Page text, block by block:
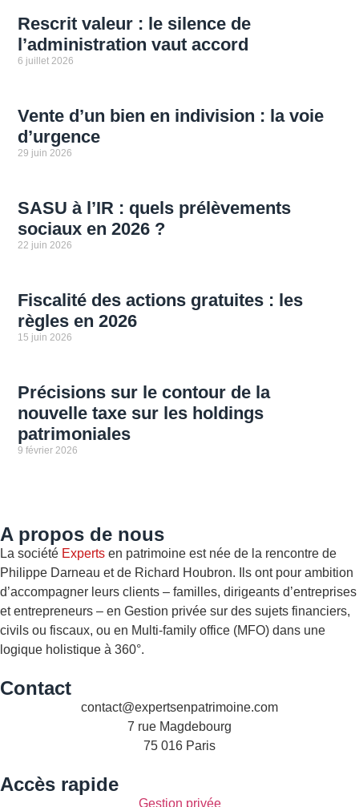
Rescrit valeur : le silence de
l’administration vaut accord
6 juillet 2026
Vente d’un bien en indivision : la voie
d’urgence
29 juin 2026
SASU à l’IR : quels prélèvements
sociaux en 2026 ?
22 juin 2026
Fiscalité des actions gratuites : les
règles en 2026
15 juin 2026
Précisions sur le contour de la
nouvelle taxe sur les holdings
patrimoniales
9 février 2026
A propos de nous
La société Experts en patrimoine est née de la rencontre de
Philippe Darneau et de Richard Houbron. Ils ont pour ambition
d’accompagner leurs clients – familles, dirigeants d’entreprises
et entrepreneurs – en Gestion privée sur des sujets financiers,
civils ou fiscaux, ou en Multi-family office (MFO) dans une
logique holistique à 360°.
Contact
contact@expertsenpatrimoine.com
7 rue Magdebourg
75 016 Paris
Accès rapide
Gestion privée